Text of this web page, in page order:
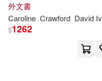
外文書
Caroline Crawford David Ive
$1262